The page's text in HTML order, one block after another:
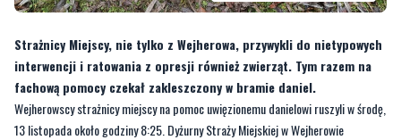
Strażnicy Miejscy, nie tylko z Wejherowa, przywykli do nietypowych
interwencji i ratowania z opresji również zwierząt. Tym razem na
fachową pomocy czekał zakleszczony w bramie daniel.
Wejherowscy strażnicy miejscy na pomoc uwięzionemu danielowi ruszyli w środę,
13 listopada około godziny 8:25. Dyżurny Straży Miejskiej w Wejherowie